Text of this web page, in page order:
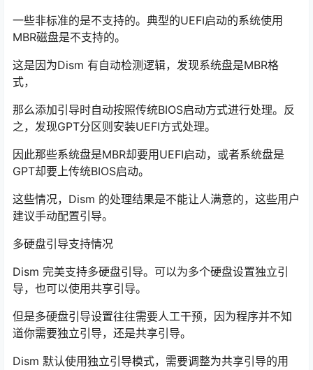
一些非标准的是不支持的。典型的UEFI启动的系统使用
MBR磁盘是不支持的。
这是因为Dism 有自动检测逻辑，发现系统盘是MBR格
式，
那么添加引导时自动按照传统BIOS启动方式进行处理。反
之，发现GPT分区则安装UEFI方式处理。
因此那些系统盘是MBR却要用UEFI启动，或者系统盘是
GPT却要上传统BIOS启动。
这些情况，Dism 的处理结果是不能让人满意的，这些用户
建议手动配置引导。
多硬盘引导支持情况
Dism 完美支持多硬盘引导。可以为多个硬盘设置独立引
导，也可以使用共享引导。
但是多硬盘引导设置往往需要人工干预，因为程序并不知
道你需要独立引导，还是共享引导。
Dism 默认使用独立引导模式，需要调整为共享引导的用